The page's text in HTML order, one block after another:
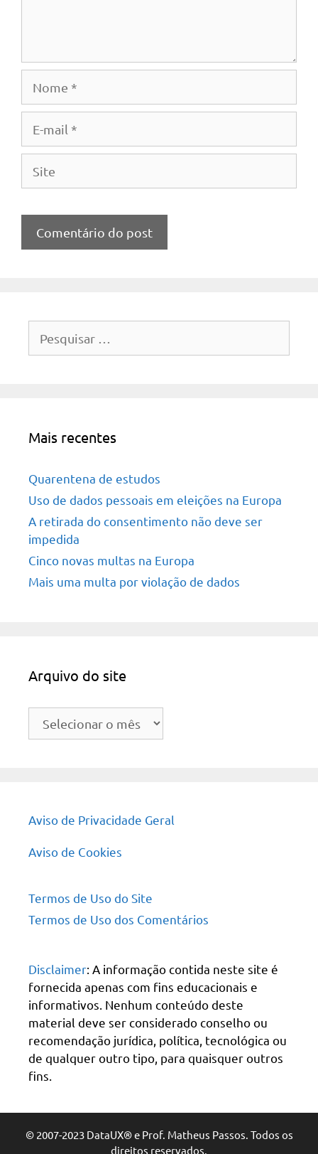
por:
Mais recentes
Quarentena de estudos
Uso de dados pessoais em eleições na Europa
A retirada do consentimento não deve ser
impedida
Cinco novas multas na Europa
Mais uma multa por violação de dados
Arquivo do site
Arquivo
Aviso de Privacidade Geral
Aviso de Cookies
Termos de Uso do Site
Termos de Uso dos Comentários
Disclaimer: A informação contida neste site é
fornecida apenas com fins educacionais e
informativos. Nenhum conteúdo deste
material deve ser considerado conselho ou
recomendação jurídica, política, tecnológica ou
de qualquer outro tipo, para quaisquer outros
fins.
© 2007-2023 DataUX® e Prof. Matheus Passos. Todos os
direitos reservados.